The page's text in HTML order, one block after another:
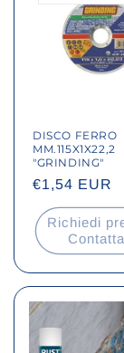
DISCO FERRO
MM.115X1X22,2
"GRINDING"
Prezzo
listino
€1,54 EUR
Richiedi